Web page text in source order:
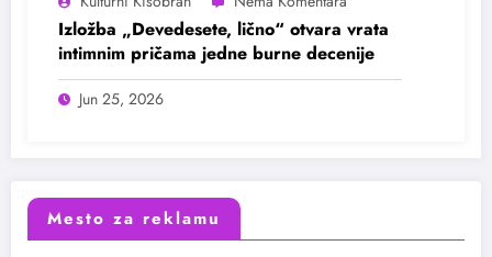
Izložba „Devedesete, lično“ otvara vrata
intimnim pričama jedne burne decenije
Jun 25, 2026
Mesto za reklamu